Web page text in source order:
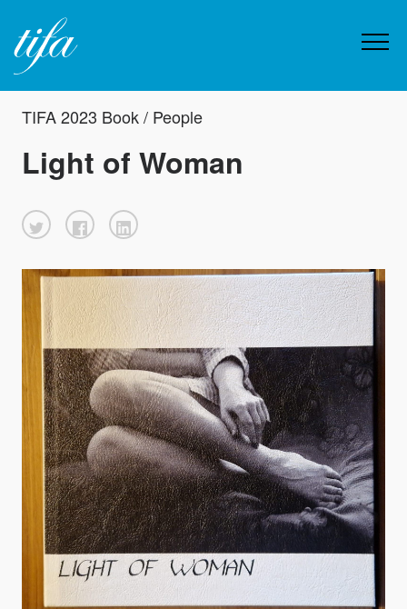
TIFA 2023 Book / People
Light of Woman